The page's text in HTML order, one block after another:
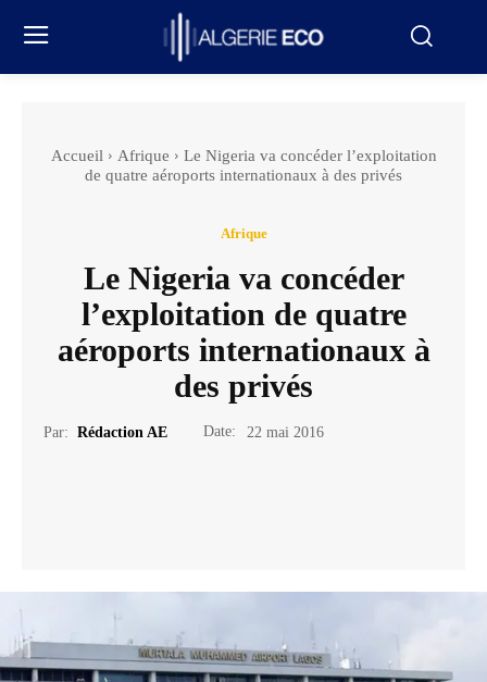
Accueil Afrique
Le Nigeria va concéder l’exploitation
de quatre aéroports internationaux à des privés
Afrique
Le Nigeria va concéder
l’exploitation de quatre
aéroports internationaux à
des privés
Par: Rédaction AE Date: 22 mai 2016